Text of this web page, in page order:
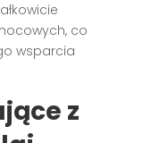
co
wsparcia
z